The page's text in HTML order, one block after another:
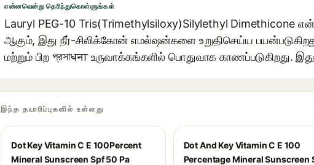
என்னவென்று தெரிந்துகொள்ளுங்கள்
Lauryl PEG-10 Tris(Trimethylsiloxy)Silylethyl Dimethicone
ஆகும், இது நீர்-சிலிக்கோன் எமல்ஷன்களை உறுதிசெய்ய
மற்றும் பிற প্রসাधना உருவாக்கங்களில் பொதுவாக காணப்படுகிறது.
இந்த தயாரிப்புகளில் உள்ளது
Dot Key Vitamin C E 100Percent
Mineral Sunscreen Spf 50 Pa
Dot And Key Vitamin C E 100
Percentage Mineral Sunscreen